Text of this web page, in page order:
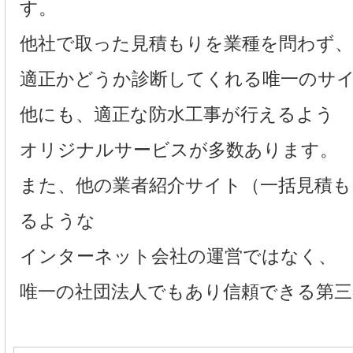
す。
他社で取った見積もりを業種を問わず
適正かどうか診断してくれる唯一のサ
他にも、適正な防水工事が行えるよう
オリジナルサービスが多数あります。
また、他の業者紹介サイト（一括見積
るような
インターネット会社の運営ではなく、
唯一の社団法人でもあり信頼できる第